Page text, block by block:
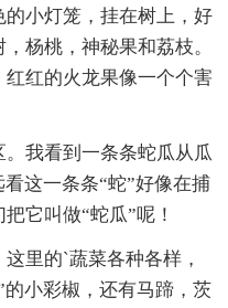
小灯笼，挂在树上，好
杨桃，神秘果和荔枝。
红的火龙果像一个个害
我看到一条条蛇瓜从瓜
这一条条“蛇”好像在捕
它叫做“蛇瓜”呢！
里的`蔬菜各种各样，
小彩椒，还有马蹄，茨